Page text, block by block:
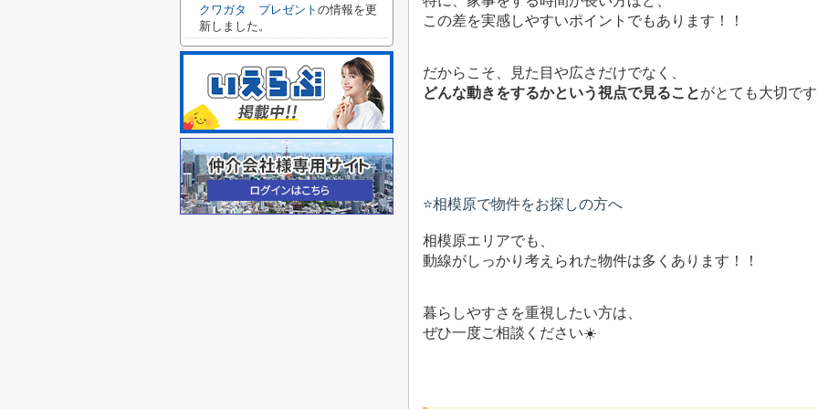
この差を実感しやすいポイントでもあります！！
だからこそ、見た目や広さだけでなく、
どんな動きをするかという視点で見ることがとても大切で
⭐️相模原で物件をお探しの方へ
相模原エリアでも、
動線がしっかり考えられた物件は多くあります！！
暮らしやすさを重視したい方は、
ぜひ一度ご相談ください☀️
クワガタ プレゼント の情報を更
新しました。